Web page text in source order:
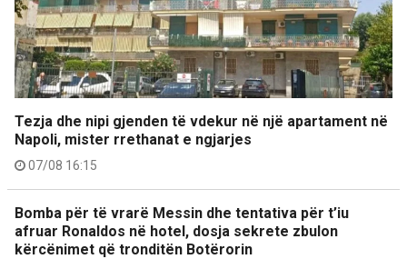
Tezja dhe nipi gjenden të vdekur në një apartament në
Napoli, mister rrethanat e ngjarjes
07/08 16:15
Bomba për të vrarë Messin dhe tentativa për t’iu
afruar Ronaldos në hotel, dosja sekrete zbulon
kërcënimet që tronditën Botërorin